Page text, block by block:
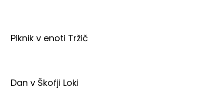
Piknik v enoti Tržič
Dan v Škofji Loki